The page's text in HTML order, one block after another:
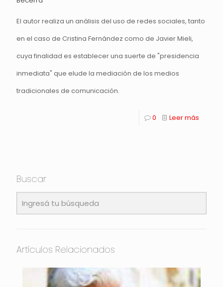
El autor realiza un análisis del uso de redes sociales, tanto
en el caso de Cristina Fernández como de Javier Mieli,
cuya finalidad es establecer una suerte de "presidencia
inmediata" que elude la mediación de los medios
tradicionales de comunicación.
0 Leer más
Buscar
Artículos Relacionados